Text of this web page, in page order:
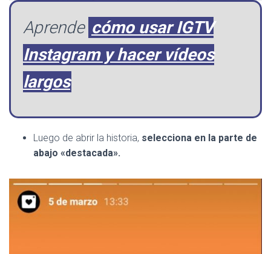
Aprende cómo usar IGTV
Instagram y hacer vídeos
largos
Luego de abrir la historia, selecciona en la parte de
abajo «destacada».